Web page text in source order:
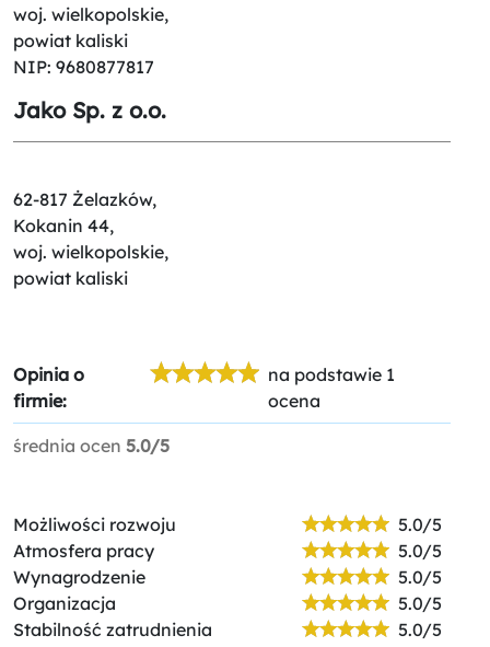
woj. wielkopolskie,
powiat kaliski
NIP: 9680877817
Jako Sp. z o.o.
62-817 Żelazków,
Kokanin 44,
woj. wielkopolskie,
powiat kaliski
Opinia o
firmie:
na podstawie 1
ocena
średnia ocen 5.0/5
Możliwości rozwoju
5.0/5
Atmosfera pracy
5.0/5
Wynagrodzenie
5.0/5
Organizacja
5.0/5
Stabilność zatrudnienia
5.0/5